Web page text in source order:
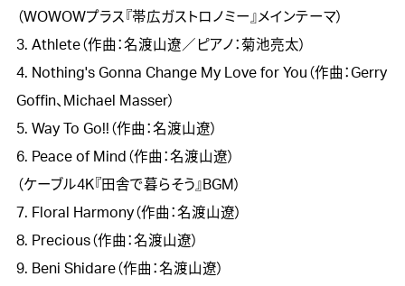
（WOWOWプラス『帯広ガストロノミー』メインテーマ）
3. Athlete（作曲：名渡山遼／ピアノ：菊池亮太）
4. Nothing's Gonna Change My Love for You（作曲：Gerry
Goffin、Michael Masser）
5. Way To Go!!（作曲：名渡山遼）
6. Peace of Mind（作曲：名渡山遼）
（ケーブル4K『田舎で暮らそう』BGM）
7. Floral Harmony（作曲：名渡山遼）
8. Precious（作曲：名渡山遼）
9. Beni Shidare（作曲：名渡山遼）